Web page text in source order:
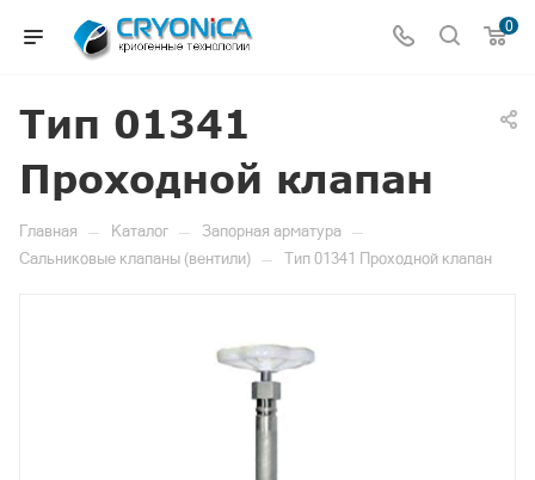
0
Тип 01341
Проходной клапан
Главная — Каталог — Запорная арматура —
Сальниковые клапаны (вентили) — Тип 01341 Проходной клапан